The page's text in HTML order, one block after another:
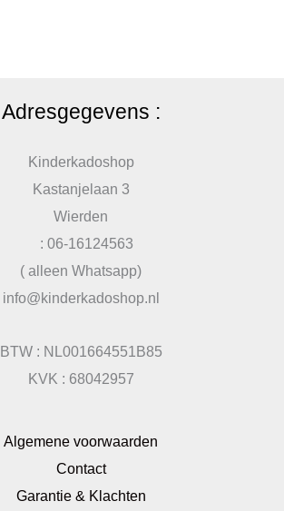
Adresgegevens :
Kinderkadoshop
Kastanjelaan 3
Wierden
: 06-16124563
( alleen Whatsapp)
info@kinderkadoshop.nl
BTW : NL001664551B85
KVK : 68042957
Algemene voorwaarden
Contact
Garantie & Klachten